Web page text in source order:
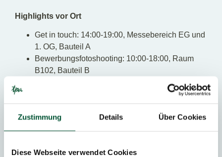
Zustimmung Details Über Cookies
Diese Webseite verwendet Cookies
Highlights vor Ort
Get in touch: 14:00-19:00, Messebereich EG und
1. OG, Bauteil A
Bewerbungsfotoshooting: 10:00-18:00, Raum
B102, Bauteil B
CV-Check: 14:00-19:00, Stand Nr. 2E, EG,
B002, Bauteil B
Kategorien